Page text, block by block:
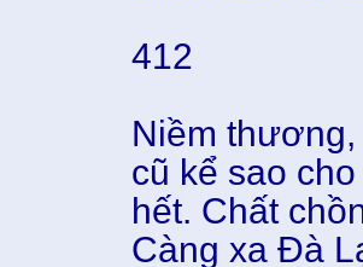
412
Niềm
cũ kể sao cho
hết. Chất
Càng xa Đà